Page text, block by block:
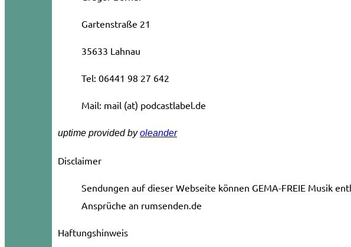
Gartenstraße 21
35633 Lahnau
Tel: 06441 98 27 642
Mail: mail (at) podcastlabel.de
uptime provided byoleander
Disclaimer
Sendungen auf dieser Webseite können GEMA-FREIE Musik
Ansprüche an rumsenden.de
Haftungshinweis